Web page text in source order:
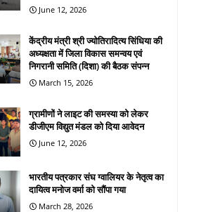
June 12, 2026
केंद्रीय मंत्री श्री ज्योतिरादित्य सिंधिया की
अध्यक्षता में जिला विकास समन्वय एवं
निगरानी समिति (दिशा) की बैठक संपन्न
March 15, 2026
ग्रामीणों ने लाइट की समस्या को लेकर
डीजीएम विद्युत मंडल को दिया आवेदन
June 12, 2026
भारतीय पत्रकार संघ ग्वालियर के नेतृत्व का
दायित्व मनोज वर्मा को सौंपा गया
March 28, 2026